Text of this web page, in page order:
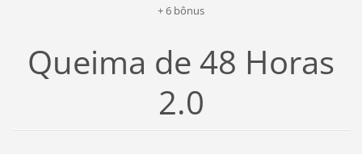
+ 6 bônus
Queima de 48 Horas
2.0